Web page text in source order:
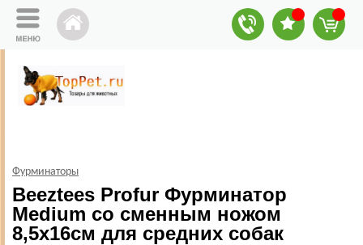
Фурминаторы
Beeztees Profur Фурминатор
Medium со сменным ножом
8,5х16см для средних собак